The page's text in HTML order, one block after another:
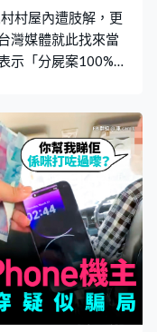
村屋內遭肢解，更
灣媒體就此找來當
示「分屍案100%是
警方2日後（24
殺害，部份殘肢更
碎屍案。事件震驚
作出報導。 其中
高大成分析案情，
多案件都不會分
而香港和內地則有
的戶籍不清楚，因
「這個人報失蹤，
院上會認為分屍是